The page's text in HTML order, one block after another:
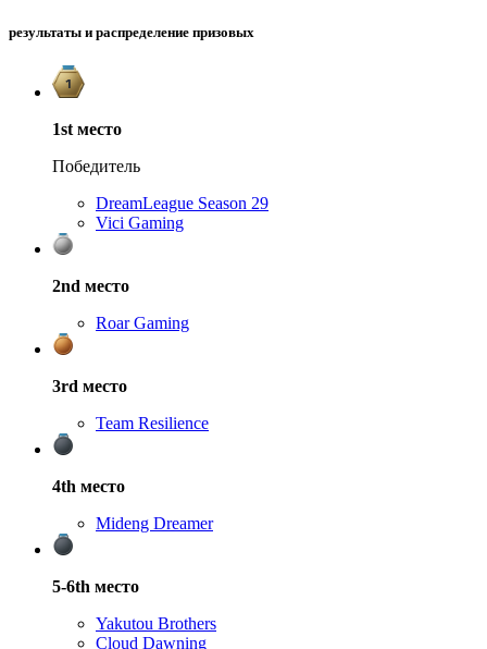
результаты и распределение призовых
1st место
Победитель
DreamLeague Season 29
Vici Gaming
2nd место
Roar Gaming
3rd место
Team Resilience
4th место
Mideng Dreamer
5-6th место
Yakutou Brothers
Cloud Dawning